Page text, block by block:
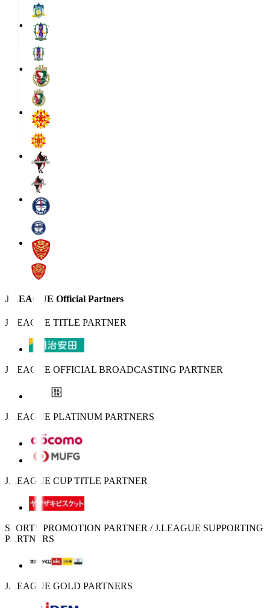
J.LEAGUE Official Partners
J.LEAGUE TITLE PARTNER
J.LEAGUE OFFICIAL BROADCASTING PARTNER
J.LEAGUE PLATINUM PARTNERS
J.LEAGUE CUP TITLE PARTNER
SPORTS PROMOTION PARTNER / J.LEAGUE SUPPORTING
PARTNERS
J.LEAGUE GOLD PARTNERS